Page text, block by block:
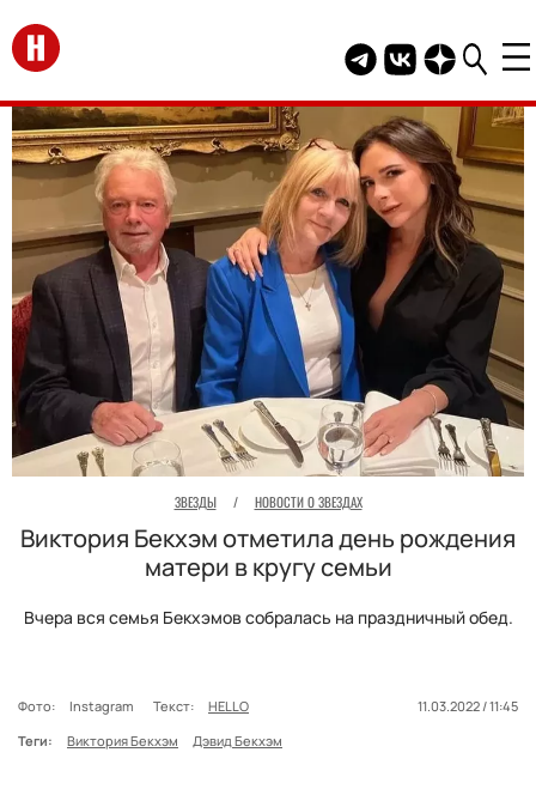
Перейти на главную
Telegram канал
Группа HELLO
Канал
ЗВЕЗДЫ / НОВОСТИ О ЗВЕЗДАХ
Виктория Бекхэм отметила день рождения
матери в кругу семьи
Вчера вся семья Бекхэмов собралась на праздничный обед.
Фото: Instagram Текст: HELLO
11.03.2022 / 11:45
Теги:
Виктория Бекхэм Дэвид Бекхэм